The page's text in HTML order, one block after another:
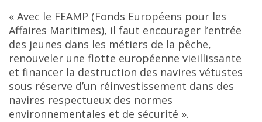
« Avec le FEAMP (Fonds Européens pour les
Affaires Maritimes), il faut encourager l’entrée
des jeunes dans les métiers de la pêche,
renouveler une flotte européenne vieillissante
et financer la destruction des navires vétustes
sous réserve d’un réinvestissement dans des
navires respectueux des normes
environnementales et de sécurité ».